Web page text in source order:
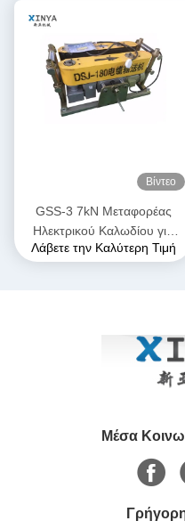
Βίντεο
GSS-3 7kN Μεταφορέας
Ηλεκτρικού Καλωδίου για
Υπόγεια Εγκατάσταση
Λάβετε την Καλύτερη Τιμή
Μέσα